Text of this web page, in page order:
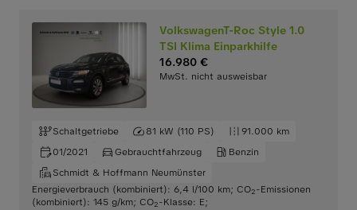
VolkswagenT-Roc Style 1.0
TSI Klima Einparkhilfe
16.980 €
MwSt. nicht ausweisbar
Schaltgetriebe 81 kW (110 PS)
91.000 km
01/2021
Gebrauchtfahrzeug
Benzin
Schmidt & Hoffmann Neumünster
Energieverbrauch (kombiniert): 6,4 l/100 km; CO2-Emissionen
(kombiniert): 145 g/km; CO2-Klasse: E;